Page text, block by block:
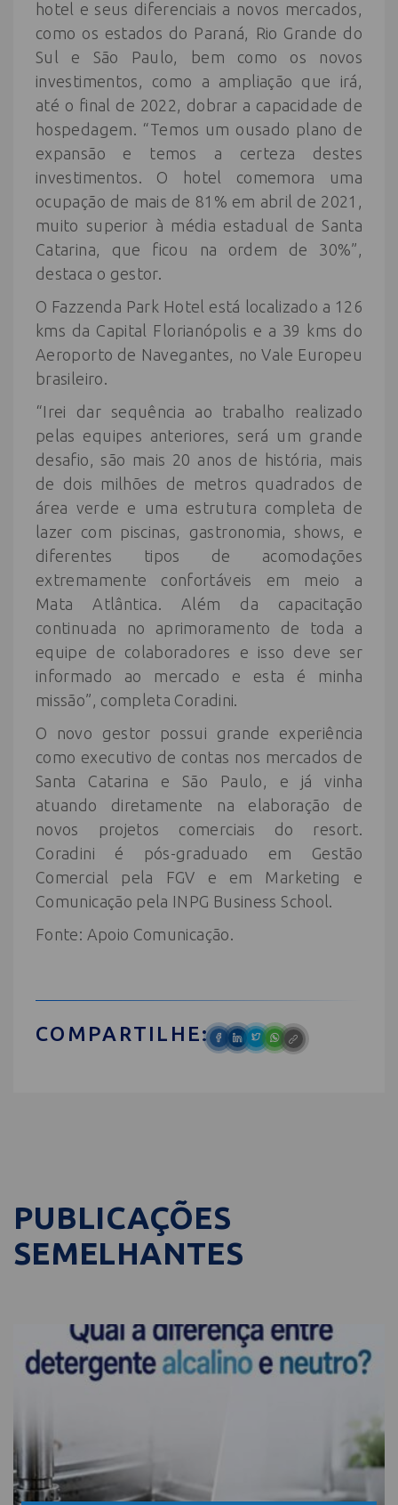
hotel e seus diferenciais a novos mercados,
como os estados do Paraná, Rio Grande do
Sul e São Paulo, bem como os novos
investimentos, como a ampliação que irá,
até o final de 2022, dobrar a capacidade de
hospedagem. “Temos um ousado plano de
expansão e temos a certeza destes
investimentos. O hotel comemora uma
ocupação de mais de 81% em abril de 2021,
muito superior à média estadual de Santa
Catarina, que ficou na ordem de 30%”,
destaca o gestor.
O Fazzenda Park Hotel está localizado a 126
kms da Capital Florianópolis e a 39 kms do
Aeroporto de Navegantes, no Vale Europeu
brasileiro.
“Irei dar sequência ao trabalho realizado
pelas equipes anteriores, será um grande
desafio, são mais 20 anos de história, mais
de dois milhões de metros quadrados de
área verde e uma estrutura completa de
lazer com piscinas, gastronomia, shows, e
diferentes tipos de acomodações
extremamente confortáveis em meio a
Mata Atlântica. Além da capacitação
continuada no aprimoramento de toda a
equipe de colaboradores e isso deve ser
informado ao mercado e esta é minha
missão”, completa Coradini.
O novo gestor possui grande experiência
como executivo de contas nos mercados de
Santa Catarina e São Paulo, e já vinha
atuando diretamente na elaboração de
novos projetos comerciais do resort.
Coradini é pós-graduado em Gestão
Comercial pela FGV e em Marketing e
Comunicação pela INPG Business School.
Fonte: Apoio Comunicação.
COMPARTILHE:
PUBLICAÇÕES
SEMELHANTES